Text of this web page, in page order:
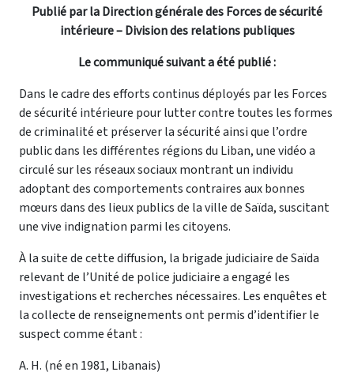
Publié par la Direction générale des Forces de sécurité
intérieure – Division des relations publiques
Le communiqué suivant a été publié :
Dans le cadre des efforts continus déployés par les Forces
de sécurité intérieure pour lutter contre toutes les formes
de criminalité et préserver la sécurité ainsi que l’ordre
public dans les différentes régions du Liban, une vidéo a
circulé sur les réseaux sociaux montrant un individu
adoptant des comportements contraires aux bonnes
mœurs dans des lieux publics de la ville de Saïda, suscitant
une vive indignation parmi les citoyens.
À la suite de cette diffusion, la brigade judiciaire de Saïda
relevant de l’Unité de police judiciaire a engagé les
investigations et recherches nécessaires. Les enquêtes et
la collecte de renseignements ont permis d’identifier le
suspect comme étant :
A. H. (né en 1981, Libanais)